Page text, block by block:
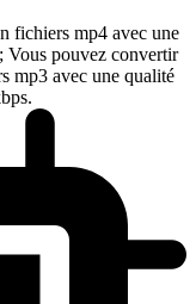
fichiers mp4 avec une
pouvez convertir
mp3 avec une qualité